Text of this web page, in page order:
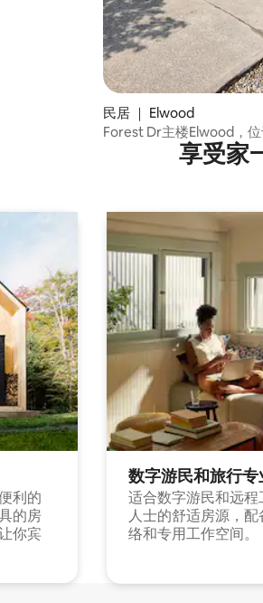
民居 ｜ Elwood
Forest Dr主楼Elwood，
享受家
利的
的房
你宾
数字游民和旅行专
适合数字游民和远程
人士的舒适房源，配
络和专用工作空间。